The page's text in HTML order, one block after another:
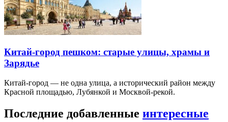
Китай-город пешком: старые улицы, храмы и
Зарядье
Китай-город — не одна улица, а исторический район между
Красной площадью, Лубянкой и Москвой-рекой.
Последние добавленные интересные